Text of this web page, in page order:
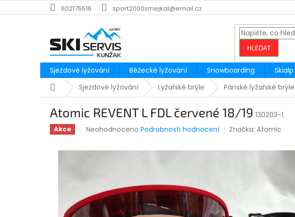
na
602175516 sport2000smejkal@email.cz
HLEDAT
Sjezdové lyžování Běžecké lyžování Snowboarding Skialp
DomůSjezdové lyžování Lyžařské brýle Pánské lyžařské brýle
Atomic REVENT L FDL červené 18/19 130203-1
Akce
Průměrné
hvězdiček.
Neohodnoceno Podrobnosti hodnocení Značka: Atomic